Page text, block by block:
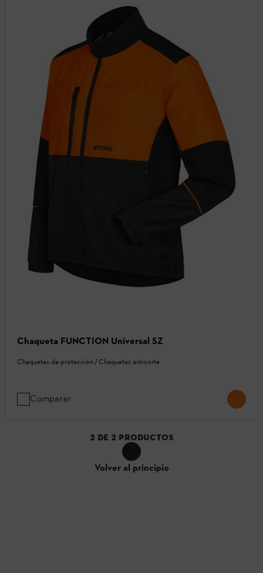
Chaqueta FUNCTION Universal SZ
Chaquetas de protección / Chaquetas anticorte
Comparar
2 DE 2 PRODUCTOS
Volver al principio